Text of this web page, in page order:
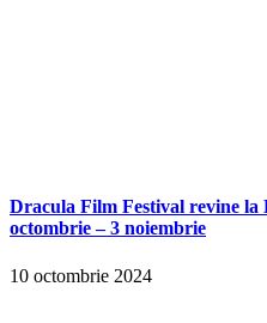
Dracula Film Festival revine la
octombrie – 3 noiembrie
10 octombrie 2024